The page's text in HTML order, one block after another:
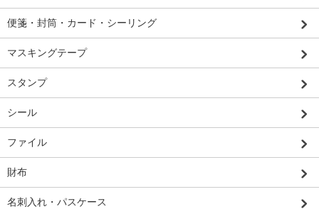
便箋・封筒・カード・シーリング
マスキングテープ
スタンプ
シール
ファイル
財布
名刺入れ・パスケース